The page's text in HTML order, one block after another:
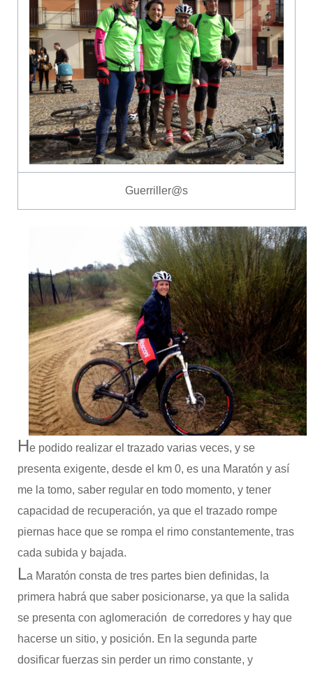
Guerriller@s
He podido realizar el trazado varias veces, y se
presenta exigente, desde el km 0, es una Maratón y así
me la tomo, saber regular en todo momento, y tener
capacidad de recuperación, ya que el trazado rompe
piernas hace que se rompa el rimo constantemente, tras
cada subida y bajada.
La Maratón consta de tres partes bien definidas, la
primera habrá que saber posicionarse, ya que la salida
se presenta con aglomeración de corredores y hay que
hacerse un sitio, y posición. En la segunda parte
dosificar fuerzas sin perder un rimo constante, y